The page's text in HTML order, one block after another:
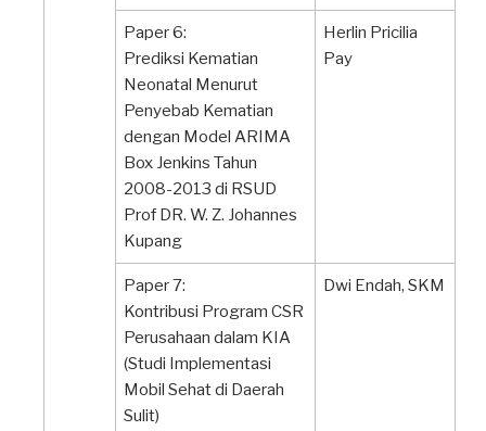
Paper 6:
Prediksi Kematian
Neonatal Menurut
Penyebab Kematian
dengan Model ARIMA
Box Jenkins Tahun
2008-2013 di RSUD
Prof DR. W. Z. Johannes
Kupang
Herlin Pricilia
Pay
Paper 7:
Kontribusi Program CSR
Perusahaan dalam KIA
(Studi Implementasi
Mobil Sehat di Daerah
Sulit)
Dwi Endah, SKM